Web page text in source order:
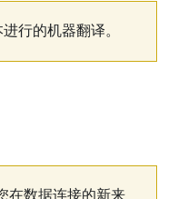
行的机器翻译。
在数据连接的新来